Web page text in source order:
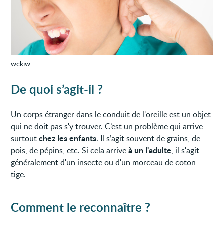
wckiw
De quoi s’agit-il ?
Un corps étranger dans le conduit de l'oreille est un objet
qui ne doit pas s'y trouver. C’est un problème qui arrive
surtoutchez les enfants. Il s’agit souvent de grains, de
pois, de pépins, etc. Si cela arriveà un l'adulte, il s'agit
généralement d'un insecte ou d'un morceau de coton-
tige.
Comment le reconnaître ?